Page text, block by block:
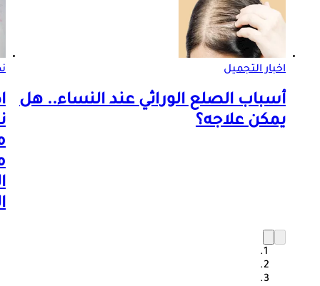
اخبار التجميل
أسباب الصلع الوراثي عند النساء.. هل
يمكن علاجه؟